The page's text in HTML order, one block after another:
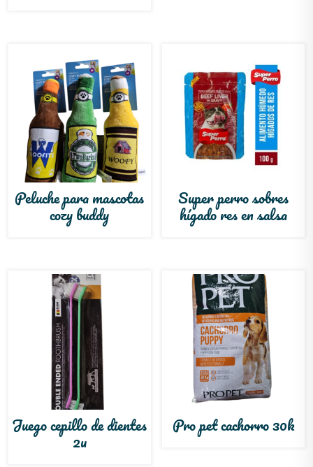
Peluche para mascotas
cozy buddy
Super perro sobres
hígado res en salsa
Juego cepillo de dientes
2u
Pro pet cachorro 30k